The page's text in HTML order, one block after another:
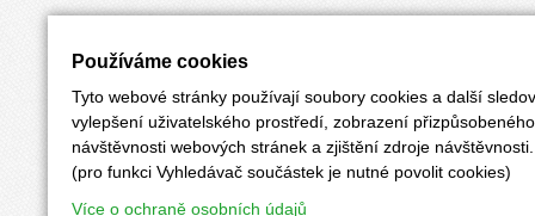
Používáme cookies
Tyto webové stránky používají soubory cookies a další
vylepšení uživatelského prostředí, zobrazení
návštěvnosti webových stránek a zjištění zdroje návštěvnosti.
(pro funkci Vyhledávač součástek je nutné povolit cookies)
Více o ochraně osobních údajů